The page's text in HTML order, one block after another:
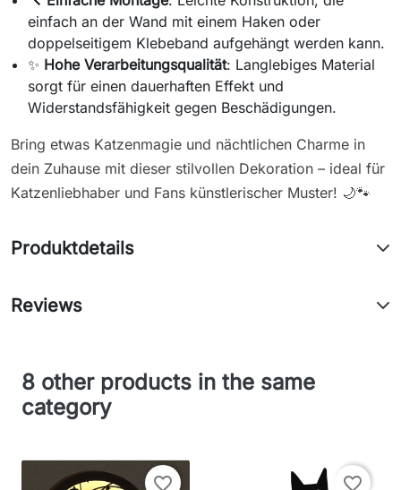
einfach an der Wand mit einem Haken oder
doppelseitigem Klebeband aufgehängt werden kann.
✨ Hohe Verarbeitungsqualität: Langlebiges Material
sorgt für einen dauerhaften Effekt und
Widerstandsfähigkeit gegen Beschädigungen.
Bring etwas Katzenmagie und nächtlichen Charme in
dein Zuhause mit dieser stilvollen Dekoration – ideal für
Katzenliebhaber und Fans künstlerischer Muster! 🌙🐾
Produktdetails
Reviews
8 other products in the same
category
favorite_border favorite_border